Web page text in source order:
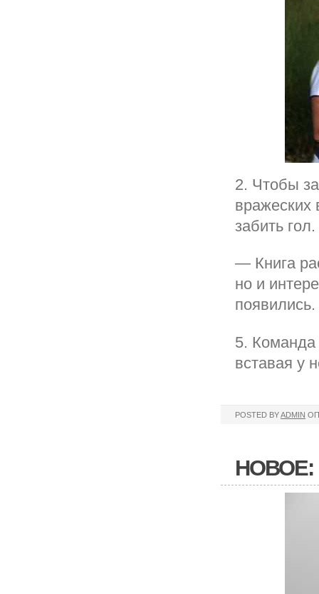
2. Чтобы
вражеских
забить
— Книга
но и
появились.
5. Команда
вставая у
POSTED BYADMIN